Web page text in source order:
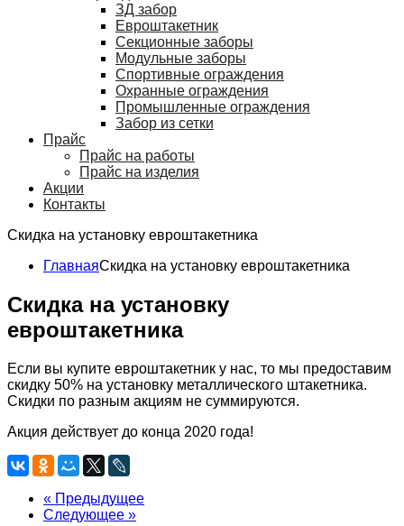
ЗД забор
Евроштакетник
Секционные заборы
Модульные заборы
Спортивные ограждения
Охранные ограждения
Промышленные ограждения
Забор из сетки
Прайс
Прайс на работы
Прайс на изделия
Акции
Контакты
Скидка на установку евроштакетника
ГлавнаяСкидка на установку евроштакетника
Скидка на установку
евроштакетника
Если вы купите евроштакетник у нас, то мы предоставим
скидку 50% на установку металлического штакетника.
Скидки по разным акциям не суммируются.
Акция действует до конца 2020 года!
« Предыдущее
Следующее »